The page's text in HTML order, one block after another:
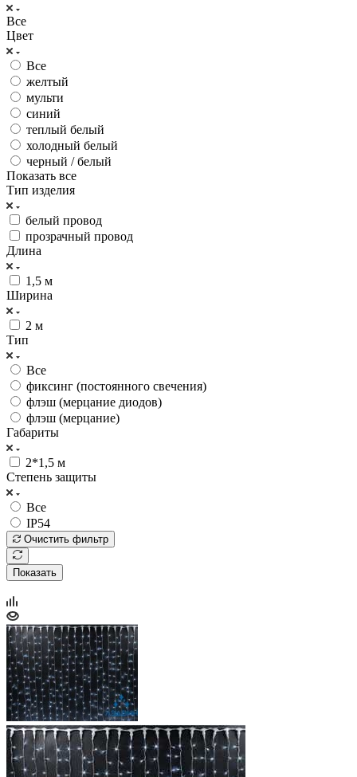
Все
Цвет
Все
желтый
мульти
синий
теплый белый
холодный белый
черный / белый
Показать все
Тип изделия
белый провод
прозрачный провод
Длина
1,5 м
Ширина
2 м
Тип
Все
фиксинг (постоянного свечения)
флэш (мерцание диодов)
флэш (мерцание)
Габариты
2*1,5 м
Степень защиты
Все
IP54
Очистить фильтр
Показать